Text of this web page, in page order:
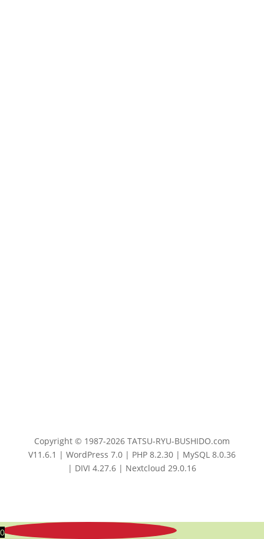
Copyright © 1987-2026 TATSU-RYU-BUSHIDO.com
V11.6.1 | WordPress 7.0 | PHP 8.2.30 | MySQL 8.0.36
| DIVI 4.27.6 | Nextcloud 29.0.16
0